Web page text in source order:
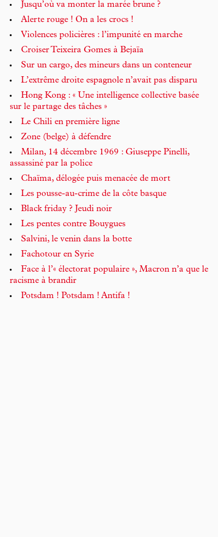
Jusqu’où va monter la marée brune ?
Alerte rouge ! On a les crocs !
Violences policières : l’impunité en marche
Croiser Teixeira Gomes à Bejaïa
Sur un cargo, des mineurs dans un conteneur
L’extrême droite espagnole n’avait pas disparu
Hong Kong : « Une intelligence collective basée
sur le partage des tâches »
Le Chili en première ligne
Zone (belge) à défendre
Milan, 14 décembre 1969 : Giuseppe Pinelli,
assassiné par la police
Chaïma, délogée puis menacée de mort
Les pousse-au-crime de la côte basque
Black friday ? Jeudi noir
Les pentes contre Bouygues
Salvini, le venin dans la botte
Fachotour en Syrie
Face à l’« électorat populaire », Macron n’a que le
racisme à brandir
Potsdam ! Potsdam ! Antifa !